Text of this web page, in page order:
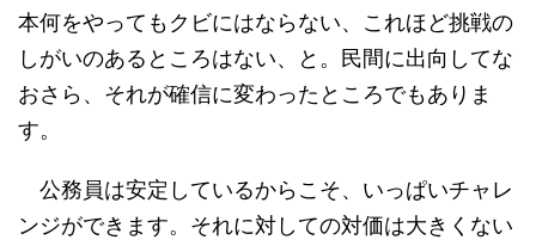
本何をやってもクビにはならない、これほど挑戦の
しがいのあるところはない、と。民間に出向してな
おさら、それが確信に変わったところでもありま
す。
公務員は安定しているからこそ、いっぱいチャレ
ンジができます。それに対しての対価は大きくない